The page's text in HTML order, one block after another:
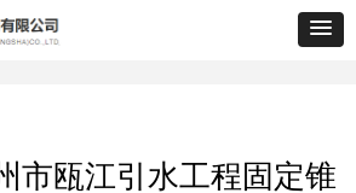
市瓯江引水工程固定锥